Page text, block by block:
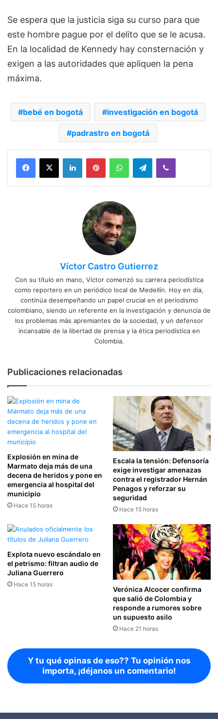
Se espera que la justicia siga su curso para que
este hombre pague por el delito que se le acusa.
En la localidad de Kennedy hay consternación y
exigen a las autoridades que apliquen la pena
máxima.
bebé en bogotá investigación en bogotá
padrastro en bogotá
Facebook
X LinkedInPinterestWhatsAppTelegramViber
Víctor Castro Gutierrez
Con su título en mano, Víctor comenzó su carrera periodística
como reportero en un periódico local de Medellín. Hoy en día,
continúa desempeñando un papel crucial en el periodismo
colombiano, siendo un referente en la investigación y denuncia de
los problemas más apremiantes de la sociedad, y un defensor
incansable de la libertad de prensa y la ética periodística en
Colombia.
Publicaciones relacionadas
Explosión en mina de
Marmato deja más de una
decena de heridos y pone en
emergencia al hospital del
municipio
Hace 15 horas
Escala la tensión: Defensoría
exige investigar amenazas
contra el registrador Hernán
Penagos y reforzar su
seguridad
Hace 15 horas
Explota nuevo escándalo en
el petrismo: filtran audio de
Juliana Guerrero
Hace 15 horas
Verónica Alcocer confirma
que salió de Colombia y
responde a rumores sobre
un supuesto asilo
Hace 21 horas
Y tu qué opinas de eso?? Tu opinión nos
importa, ¡déjanos un comentario!